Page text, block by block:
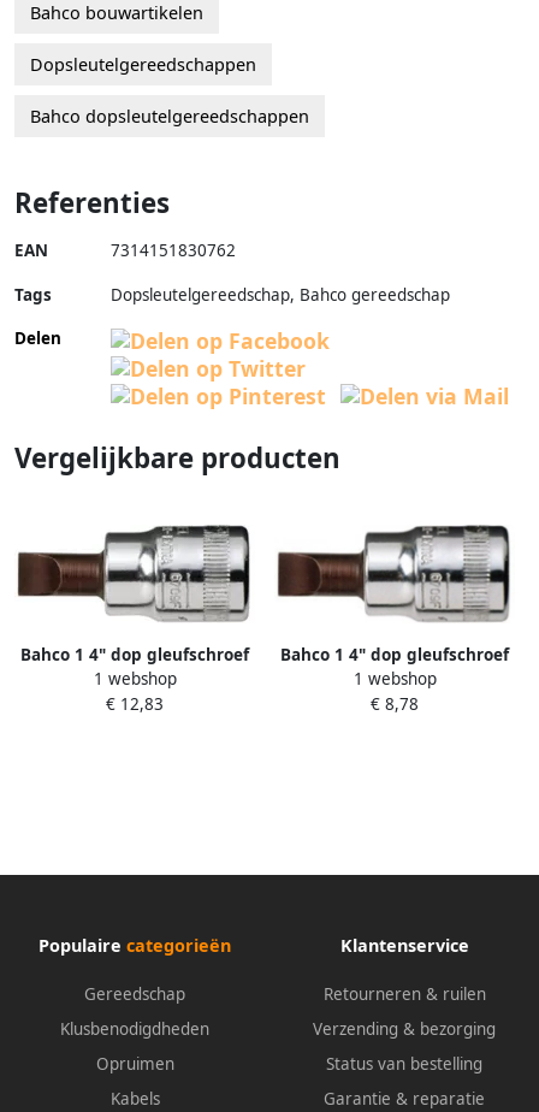
Bahco bouwartikelen
Dopsleutelgereedschappen
Bahco dopsleutelgereedschappen
Referenties
EAN 7314151830762
Tags
Dopsleutelgereedschap, Bahco gereedschap
Delen
Vergelijkbare producten
Bahco 1 4" dop gleufschroef
5 mm | 6709F-5.5
1 webshop
€ 12,83
Bahco 1 4" dop gleufschroef
8 mm | 6709F-8
1 webshop
€ 8,78
Populaire categorieën
Gereedschap
Klusbenodigdheden
Opruimen
Kabels
Klantenservice
Retourneren & ruilen
Verzending & bezorging
Status van bestelling
Garantie & reparatie